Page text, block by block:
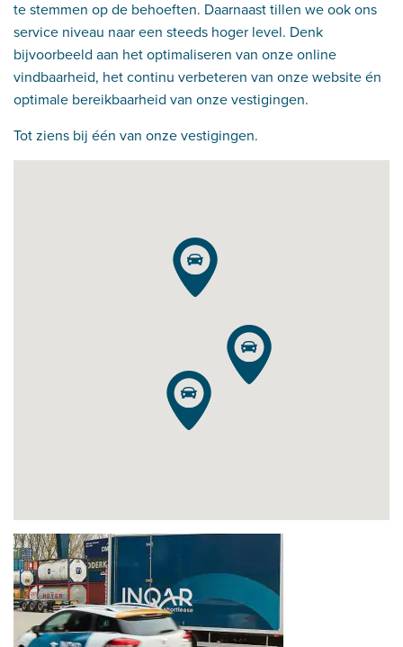
te stemmen op de behoeften. Daarnaast tillen we ook ons
service niveau naar een steeds hoger level. Denk
bijvoorbeeld aan het optimaliseren van onze online
vindbaarheid, het continu verbeteren van onze website én
optimale bereikbaarheid van onze vestigingen.
Tot ziens bij één van onze vestigingen.